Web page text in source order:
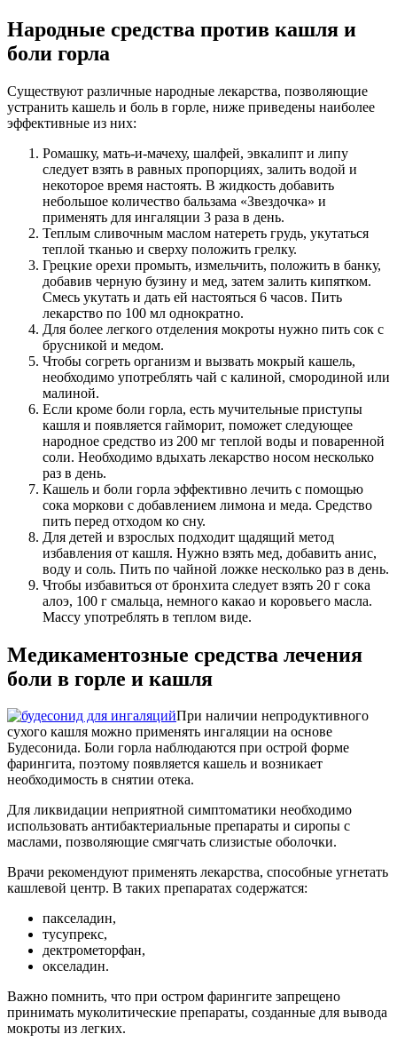
Народные средства против кашля и
боли горла
Существуют различные народные лекарства, позволяющие
устранить кашель и боль в горле, ниже приведены наиболее
эффективные из них:
Ромашку, мать-и-мачеху, шалфей, эвкалипт и липу
следует взять в равных пропорциях, залить водой и
некоторое время настоять. В жидкость добавить
небольшое количество бальзама «Звездочка» и
применять для ингаляции 3 раза в день.
Теплым сливочным маслом натереть грудь, укутаться
теплой тканью и сверху положить грелку.
Грецкие орехи промыть, измельчить, положить в банку,
добавив черную бузину и мед, затем залить кипятком.
Смесь укутать и дать ей настояться 6 часов. Пить
лекарство по 100 мл однократно.
Для более легкого отделения мокроты нужно пить сок с
брусникой и медом.
Чтобы согреть организм и вызвать мокрый кашель,
необходимо употреблять чай с калиной, смородиной или
малиной.
Если кроме боли горла, есть мучительные приступы
кашля и появляется гайморит, поможет следующее
народное средство из 200 мг теплой воды и поваренной
соли. Необходимо вдыхать лекарство носом несколько
раз в день.
Кашель и боли горла эффективно лечить с помощью
сока моркови с добавлением лимона и меда. Средство
пить перед отходом ко сну.
Для детей и взрослых подходит щадящий метод
избавления от кашля. Нужно взять мед, добавить анис,
воду и соль. Пить по чайной ложке несколько раз в день.
Чтобы избавиться от бронхита следует взять 20 г сока
алоэ, 100 г смальца, немного какао и коровьего масла.
Массу употреблять в теплом виде.
Медикаментозные средства лечения
боли в горле и кашля
При наличии непродуктивного
сухого кашля можно применять ингаляции на основе
Будесонида. Боли горла наблюдаются при острой форме
фарингита, поэтому появляется кашель и возникает
необходимость в снятии отека.
Для ликвидации неприятной симптоматики необходимо
использовать антибактериальные препараты и сиропы с
маслами, позволяющие смягчать слизистые оболочки.
Врачи рекомендуют применять лекарства, способные угнетать
кашлевой центр. В таких препаратах содержатся:
пакселадин,
тусупрекс,
дектрометорфан,
окселадин.
Важно помнить, что при остром фарингите запрещено
принимать муколитические препараты, созданные для вывода
мокроты из легких.